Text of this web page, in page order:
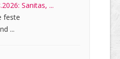
Sanitas, ...
feste
...